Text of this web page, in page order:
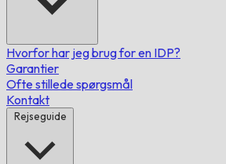
Hvorfor har jeg brug for en IDP?
Garantier
Ofte stillede spørgsmål
Kontakt
Rejseguide